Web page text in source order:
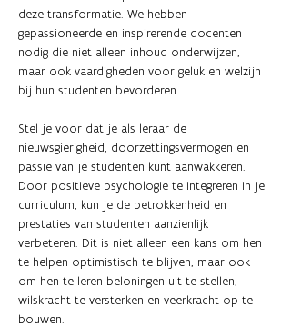
deze transformatie. We hebben
gepassioneerde en inspirerende docenten
nodig die niet alleen inhoud onderwijzen,
maar ook vaardigheden voor geluk en welzijn
bij hun studenten bevorderen.
Stel je voor dat je als leraar de
nieuwsgierigheid, doorzettingsvermogen en
passie van je studenten kunt aanwakkeren.
Door positieve psychologie te integreren in je
curriculum, kun je de betrokkenheid en
prestaties van studenten aanzienlijk
verbeteren. Dit is niet alleen een kans om hen
te helpen optimistisch te blijven, maar ook
om hen te leren beloningen uit te stellen,
wilskracht te versterken en veerkracht op te
bouwen.